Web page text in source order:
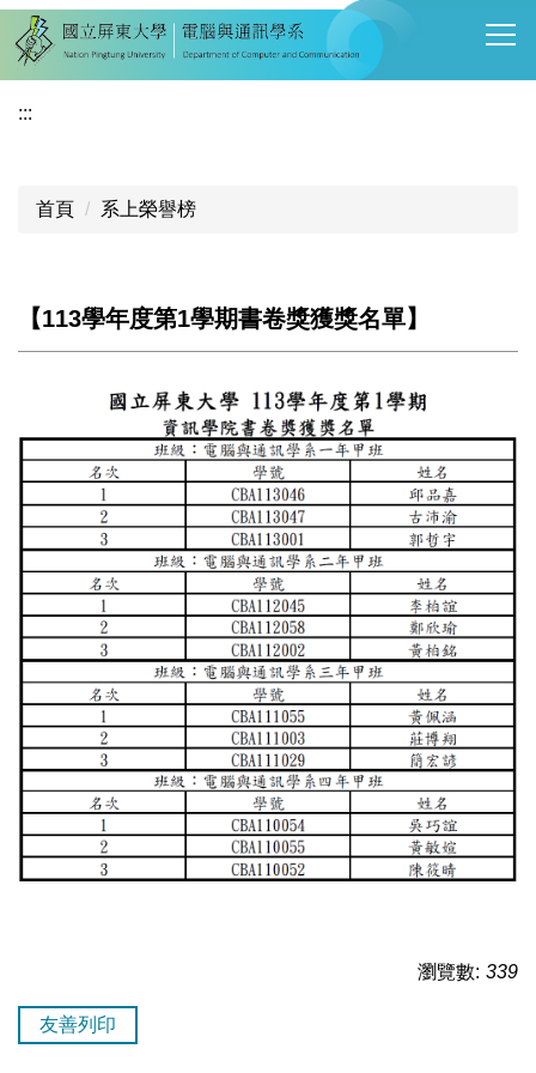
到
主
要
:::
首頁 系上榮譽榜
【113學年度第1學期書卷獎獲獎名單】
瀏覽數: 339
友善列印